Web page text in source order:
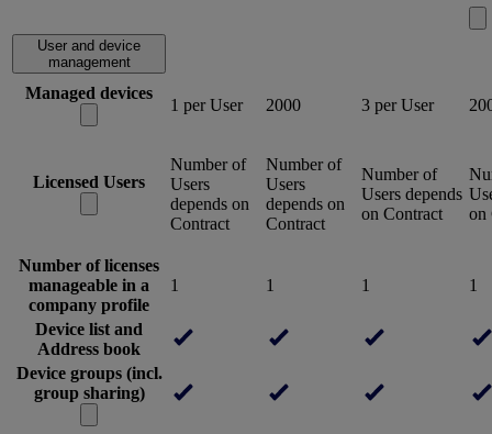
User and device
management
Managed devices
1 per User 2000 3 per User
Licensed Users
Number of
Users
depends on
Contract
Number of
Users
depends on
Contract
Number of
Users depends
on Contract
on
Number of licenses
manageable in a
company profile
1 1 1 1
Device list and
Address book
Device groups (incl.
group sharing)